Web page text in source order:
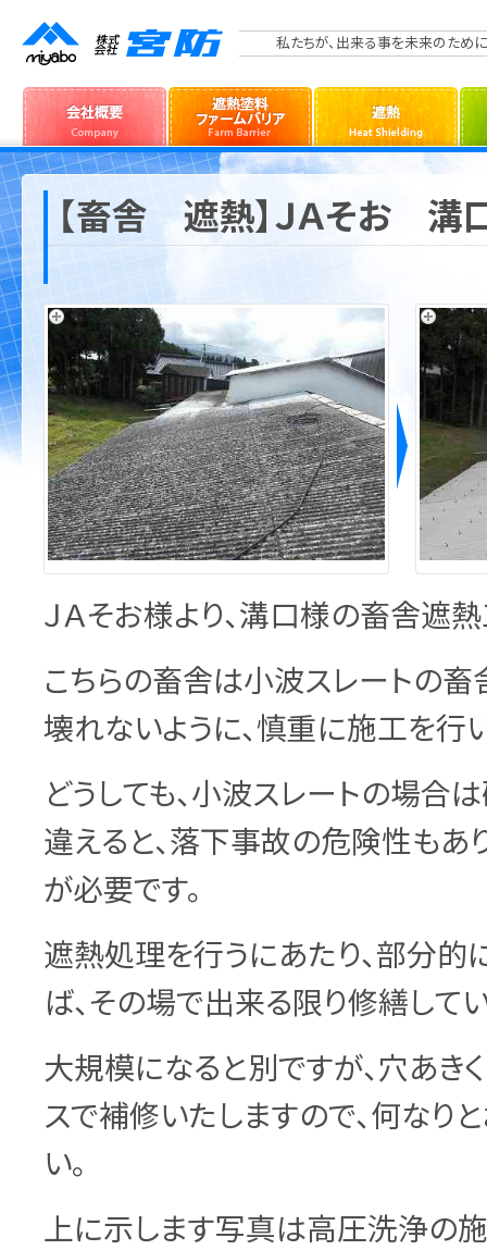
私たちが、出来る事を未来のために
【畜舎 遮熱】ＪＡそお 溝
ＪＡそお様より、溝口様の畜舎遮
こちらの畜舎は小波スレートの畜
壊れないように、慎重に施工を行
どうしても、小波スレートの場合
違えると、落下事故の危険性もあ
が必要です。
遮熱処理を行うにあたり、部分
ば、その場で出来る限り修繕してい
大規模になると別ですが、穴あき
スで補修いたしますので、何なり
い。
上に示します写真は高圧洗浄の